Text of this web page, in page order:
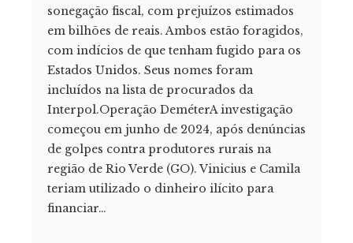
sonegação fiscal, com prejuízos estimados
em bilhões de reais. Ambos estão foragidos,
com indícios de que tenham fugido para os
Estados Unidos. Seus nomes foram
incluídos na lista de procurados da
Interpol.Operação DeméterA investigação
começou em junho de 2024, após denúncias
de golpes contra produtores rurais na
região de Rio Verde (GO). Vinicius e Camila
teriam utilizado o dinheiro ilícito para
financiar…